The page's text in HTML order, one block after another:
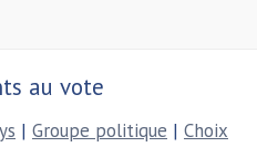
au vote
| Groupe politique | Choix